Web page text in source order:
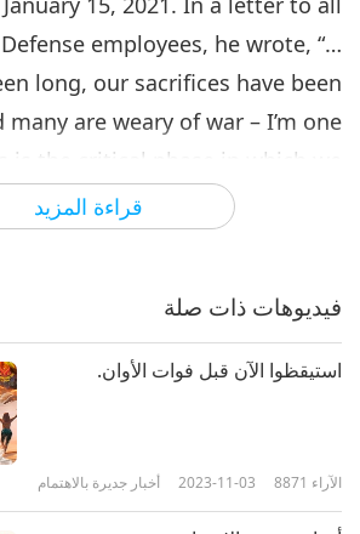
قراءة المزيد
employees, he wrote, “…
long, our sacrifices have been
are weary of war – I’m one
is the critical phase in which we
our efforts from a leadership to
role. We are not a people of
and for which our ancestors
must end.” President Trump, a
Leader Award and Shining
Award for Compassion
been supporting peace on the
and has recently mediated
فيديوهات ذات صلة
استيقظوا الآن قبل فوات الأوان.
أخبار جديرة بالاهتمام 2023-11-03 8871 الآراء